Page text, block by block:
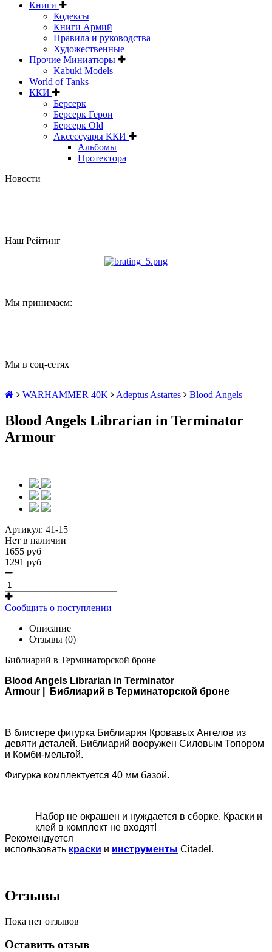
Книги
Кодексы
Книги Армий
Правила и руководства
Художественные
Прочие Миниатюры
Kabuki Models
World of Tanks
ККИ
Берсерк
Берсерк Герои
Берсерк Old
Аксессуары ККИ
Альбомы
Протектора
Новости
Наш Рейтинг
Мы принимаем:
Мы в соц-сетях
WARHAMMER 40K Adeptus Astartes Blood Angels
Blood Angels Librarian in Terminator
Armour
Артикул: 41-15
Нет в наличии
1655 руб
1291 руб
Сообщить о поступлении
Описание
Отзывы (0)
Библиарий в Терминаторской броне
Blood Angels Librarian in Terminator
Armour | Библиарий в Терминаторской броне
В блистере фигурка Библиария Кровавых Ангелов из
девяти деталей. Библиарий вооружен Силовым Топором
и Комби-мельтой.
Фигурка комплектуется 40 мм базой.
Набор не окрашен и нуждается в сборке. Краски и
клей в комплект не входят!
Рекомендуется
использовать краски и инструменты Citadel.
Отзывы
Пока нет отзывов
Оставить отзыв